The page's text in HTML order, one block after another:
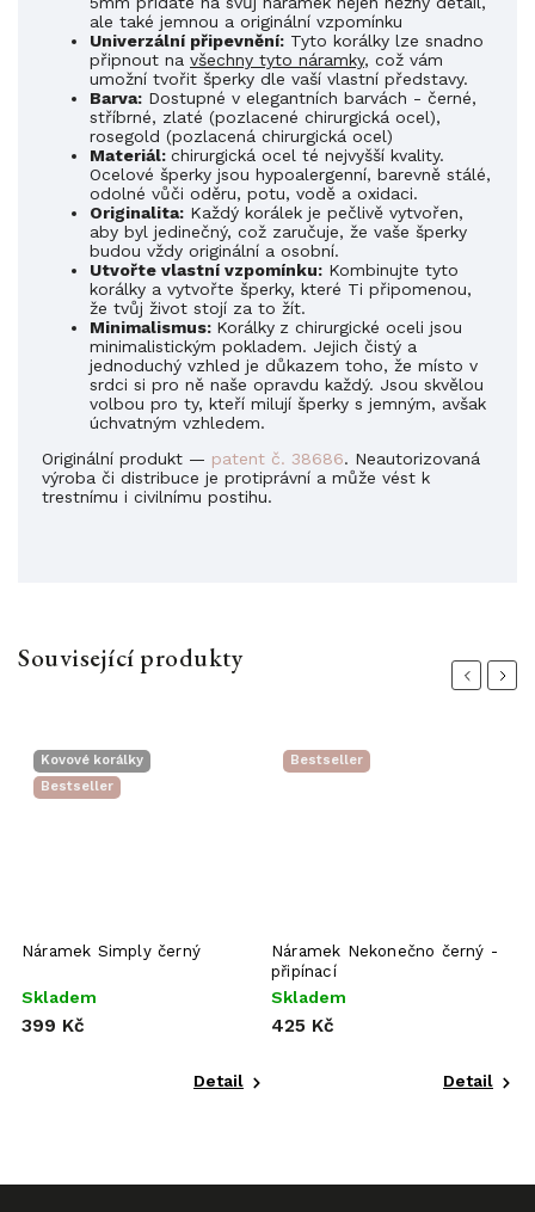
ale také jemnou a originální vzpomínku
Univerzální připevnění: Tyto korálky lze snadno
připnout na všechny tyto náramky, což vám
umožní tvořit šperky dle vaší vlastní představy.
Barva: Dostupné v elegantních barvách - černé,
stříbrné, zlaté (pozlacené chirurgická ocel),
rosegold (pozlacená chirurgická ocel)
Materiál: chirurgická ocel té nejvyšší kvality.
Ocelové šperky jsou hypoalergenní, barevně stálé,
odolné vůči oděru, potu, vodě a oxidaci.
Originalita: Každý korálek je pečlivě vytvořen,
aby byl jedinečný, což zaručuje, že vaše šperky
budou vždy originální a osobní.
Utvořte vlastní vzpomínku: Kombinujte tyto
korálky a vytvořte šperky, které Ti připomenou,
že tvůj život stojí za to žít.
Minimalismus: Korálky z chirurgické oceli jsou
minimalistickým pokladem. Jejich čistý a
jednoduchý vzhled je důkazem toho, že místo v
srdci si pro ně naše opravdu každý. Jsou skvělou
volbou pro ty, kteří milují šperky s jemným, avšak
úchvatným vzhledem.
Originální produkt — patent č. 38686. Neautorizovaná
výroba či distribuce je protiprávní a může vést k
trestnímu i civilnímu postihu.
Související produkty
Previous
Kovové korálky
Bestseller
Náramek Simply černý
Skladem
399 Kč
Detail
Bestseller
Náramek Nekonečno černý -
připínací
Skladem
425 Kč
Detail
Next